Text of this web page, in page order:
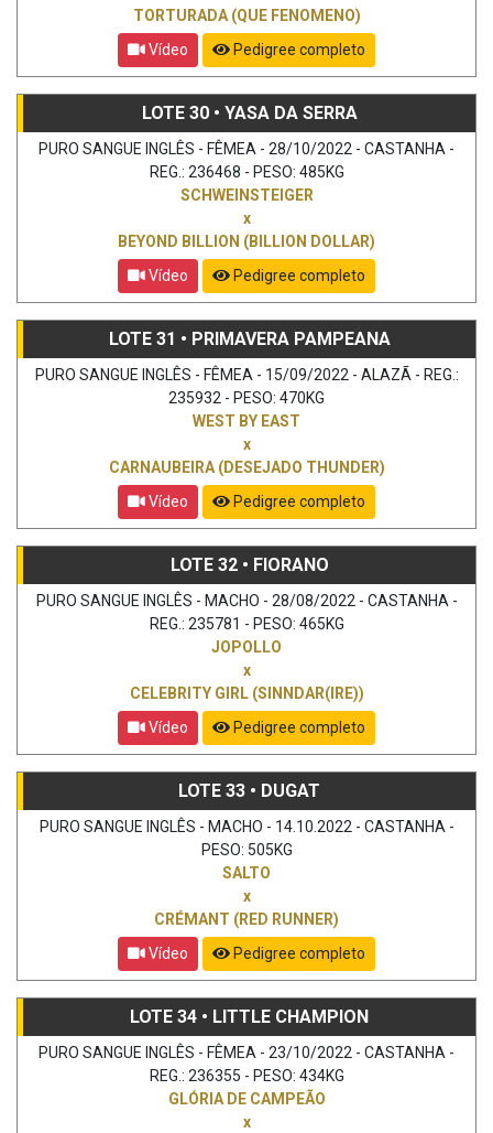
TORTURADA (QUE FENOMENO)
Vídeo
Pedigree completo
LOTE 30 • YASA DA SERRA
PURO SANGUE INGLÊS - FÊMEA - 28/10/2022 - CASTANHA -
REG.: 236468 - PESO: 485KG
SCHWEINSTEIGER
x
BEYOND BILLION (BILLION DOLLAR)
Vídeo
Pedigree completo
LOTE 31 • PRIMAVERA PAMPEANA
PURO SANGUE INGLÊS - FÊMEA - 15/09/2022 - ALAZÃ - REG.:
235932 - PESO: 470KG
WEST BY EAST
x
CARNAUBEIRA (DESEJADO THUNDER)
Vídeo
Pedigree completo
LOTE 32 • FIORANO
PURO SANGUE INGLÊS - MACHO - 28/08/2022 - CASTANHA -
REG.: 235781 - PESO: 465KG
JOPOLLO
x
CELEBRITY GIRL (SINNDAR(IRE))
Vídeo
Pedigree completo
LOTE 33 • DUGAT
PURO SANGUE INGLÊS - MACHO - 14.10.2022 - CASTANHA -
PESO: 505KG
SALTO
x
CRÉMANT (RED RUNNER)
Vídeo
Pedigree completo
LOTE 34 • LITTLE CHAMPION
PURO SANGUE INGLÊS - FÊMEA - 23/10/2022 - CASTANHA -
REG.: 236355 - PESO: 434KG
GLÓRIA DE CAMPEÃO
x